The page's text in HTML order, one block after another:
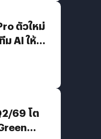
ตัวใหม่
ม AI ให้
69 โต